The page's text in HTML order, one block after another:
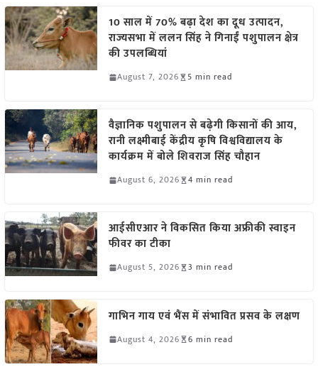
10 साल में 70% बढ़ा देश का दूध उत्पादन,
राज्यसभा में ललन सिंह ने गिनाईं पशुपालन क्षेत्र
की उपलब्धियां
August 7, 2026 5 min read
वैज्ञानिक पशुपालन से बढ़ेगी किसानों की आय,
रानी लक्ष्मीबाई केंद्रीय कृषि विश्वविद्यालय के
कार्यक्रम में बोले शिवराज सिंह चौहान
August 6, 2026 4 min read
आईसीएआर ने विकसित किया अफ्रीकी स्वाइन
फीवर का टीका
August 5, 2026 3 min read
गाभिन गाय एवं भैंस में संभावित प्रसव के लक्षण
August 4, 2026 6 min read